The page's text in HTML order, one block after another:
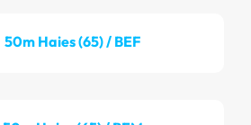
50m Haies (65) / BEF